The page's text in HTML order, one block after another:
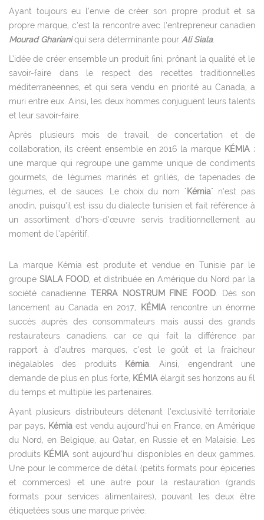
Ayant toujours eu l’envie de créer son propre produit et sa
propre marque, c’est la rencontre avec l’entrepreneur canadien
Mourad Ghariani qui sera déterminante pour Ali Siala.
L’idée de créer ensemble un produit fini, prônant la qualité et le
savoir-faire dans le respect des recettes traditionnelles
méditerranéennes, et qui sera vendu en priorité au Canada, a
muri entre eux. Ainsi, les deux hommes conjuguent leurs talents
et leur savoir-faire.
Après plusieurs mois de travail, de concertation et de
collaboration, ils créent ensemble en 2016 la marque KÉMIA ;
une marque qui regroupe une gamme unique de condiments
gourmets, de légumes marinés et grillés, de tapenades de
légumes, et de sauces. Le choix du nom "Kémia" n’est pas
anodin, puisqu’il est issu du dialecte tunisien et fait référence à
un assortiment d’hors-d’œuvre servis traditionnellement au
moment de l’apéritif.
La marque Kémia est produite et vendue en Tunisie par le
groupe SIALA FOOD, et distribuée en Amérique du Nord par la
société canadienne TERRA NOSTRUM FINE FOOD . Dès son
lancement au Canada en 2017,
KÉMIArencontre un énorme
succès auprès des consommateurs mais aussi des grands
restaurateurs canadiens, car ce qui fait la différence par
rapport à d’autres marques, c’est le goût et la fraicheur
inégalables des produits
Kémia . Ainsi, engendrant une
demande de plus en plus forte, KÉMIA élargit ses horizons au fil
du temps et multiplie les partenaires.
Ayant plusieurs distributeurs détenant l’exclusivité territoriale
par pays, Kémia est vendu aujourd’hui en France, en Amérique
du Nord, en Belgique, au Qatar, en Russie et en Malaisie. Les
produits KÉMIA sont aujourd’hui disponibles en deux gammes.
Une pour le commerce de détail (petits formats pour épiceries
et commerces) et une autre pour la restauration (grands
formats pour services alimentaires), pouvant les deux être
étiquetées sous une marque privée.